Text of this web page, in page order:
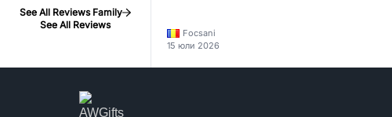
See All Reviews Family
See All Reviews
Focsani
15 юли 2026